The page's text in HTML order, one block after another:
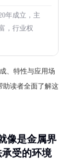
年成立，主
，行业权
、特性与应用场
助读者全面了解这
像是金属界
受的环境